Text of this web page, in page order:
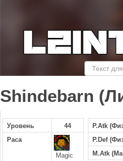
Shindebarn
Уровень
44
Раса
Magic
P.Atk
P.Def
M.Atk